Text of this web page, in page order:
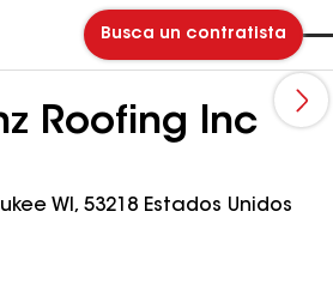
Busca un contratista
Roofing Inc
WI, 53218 Estados Unidos